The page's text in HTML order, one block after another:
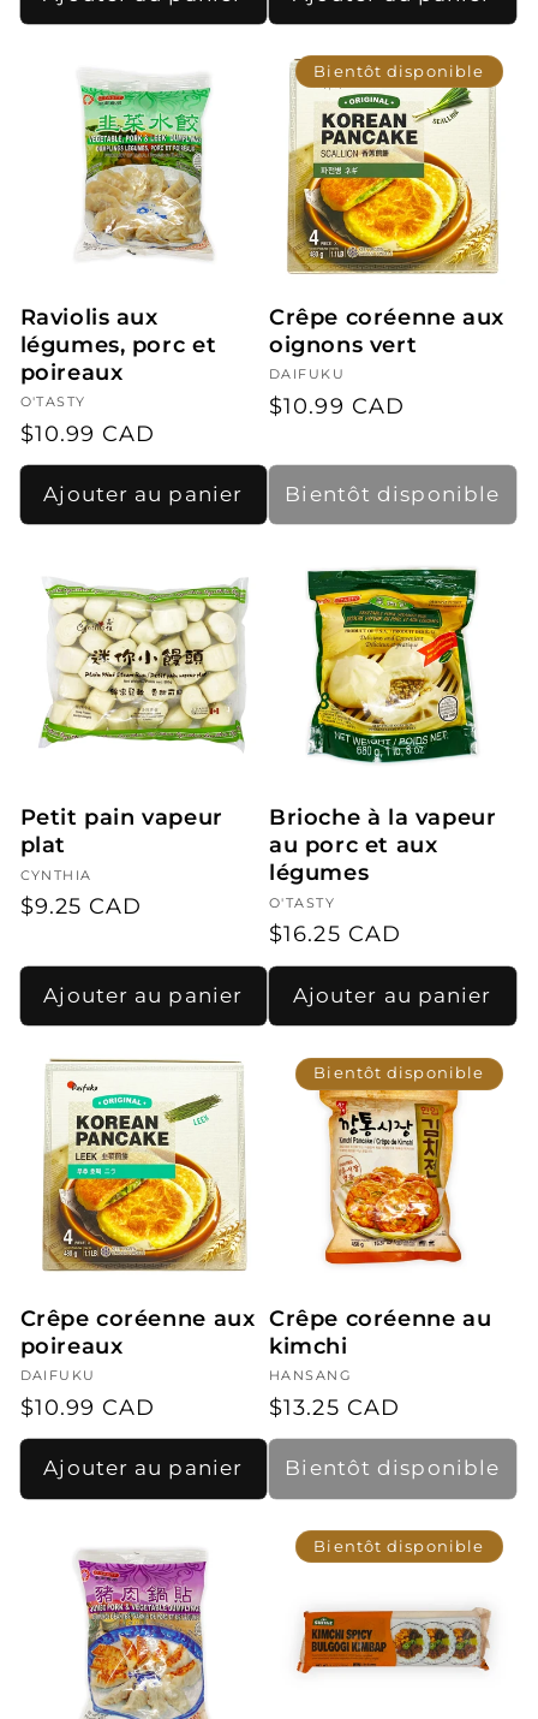
Raviolis aux
légumes, porc et
poireaux
Fournisseur :
O'TASTY
Prix
habituel
$10.99 CAD
Ajouter au panier
Bientôt disponible
Crêpe coréenne aux
oignons vert
Fournisseur :
DAIFUKU
Prix
$10.99 CAD
Bientôt disponible
Petit pain vapeur
plat
Fournisseur :
CYNTHIA
Prix
$9.25 CAD
Ajouter au panier
Brioche à la vapeur
au porc et aux
légumes
Fournisseur :
O'TASTY
Prix
habituel
$16.25 CAD
Ajouter au panier
Crêpe coréenne aux
poireaux
Fournisseur :
DAIFUKU
Prix
habituel
$10.99 CAD
Ajouter au panier
Bientôt disponible
Crêpe coréenne au
kimchi
Fournisseur :
HANSANG
Prix
habituel
$13.25 CAD
Bientôt disponible
Bientôt disponible